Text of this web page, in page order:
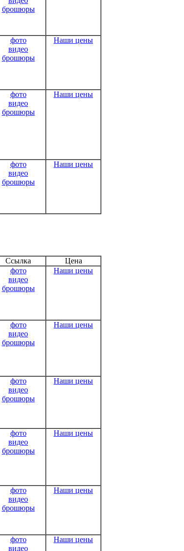
брошюры
фото
видео
брошюры
Наши цены
фото
видео
брошюры
Наши цены
фото
видео
брошюры
Наши цены
Ссылка
Цена
фото
видео
брошюры
Наши цены
фото
видео
брошюры
Наши цены
фото
видео
брошюры
Наши цены
фото
видео
брошюры
Наши цены
фото
видео
брошюры
Наши цены
фото
видео
Наши цены